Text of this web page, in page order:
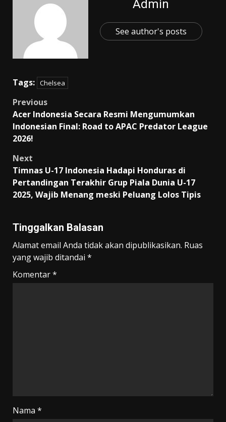
Admin
See author's posts
Tags: Chelsea
Post
navigation
Previous
Acer Indonesia Secara Resmi Mengumumkan
Indonesian Final: Road to APAC Predator League
2026!
Next
Timnas U-17 Indonesia Hadapi Honduras di
Pertandingan Terakhir Grup Piala Dunia U-17
2025, Wajib Menang meski Peluang Lolos Tipis
Tinggalkan Balasan
Alamat email Anda tidak akan dipublikasikan. Ruas
yang wajib ditandai *
Komentar*
Nama *